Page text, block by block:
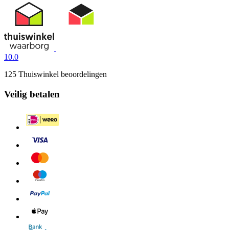
10.0
125 Thuiswinkel beoordelingen
Veilig betalen